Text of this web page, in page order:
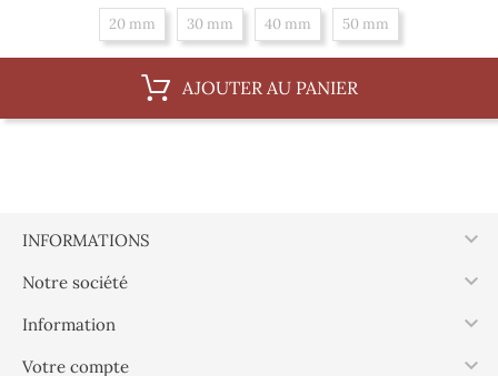
20 mm 30 mm 40 mm 50 mm
AJOUTER AU PANIER
INFORMATIONS 
Notre société 
Information 
Votre compte 